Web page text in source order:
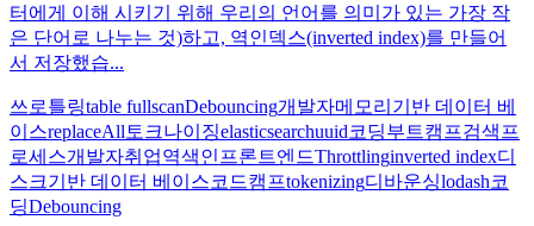
터에게 이해 시키기 위해 우리의 언어를 의미가 있는 가장 작
은 단어로 나누는 것)하고, 역인덱스(inverted index)를 만들어
서 저장했습...
쓰로틀링table fullscanDebouncing개발자메모리기반 데이터 베
이스replaceAll 토크나이징elasticsearchuuid코딩부트캠프검색프
로세스개발자취업역색인 프론트엔드Throttlinginverted index디
스크기반 데이터 베이스코드캠프tokenizing디바운싱lodash코
딩Debouncing